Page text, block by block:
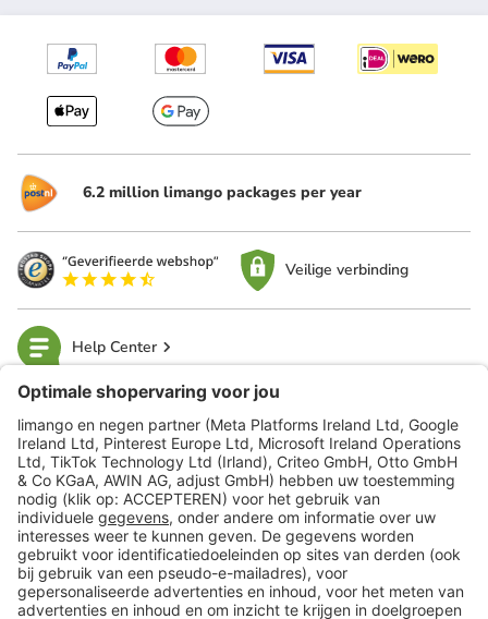
6.2 million limango packages per year
Veilige verbinding
Help Center
limango
Veilig winkelen
Klantenservice
Shop
Acties